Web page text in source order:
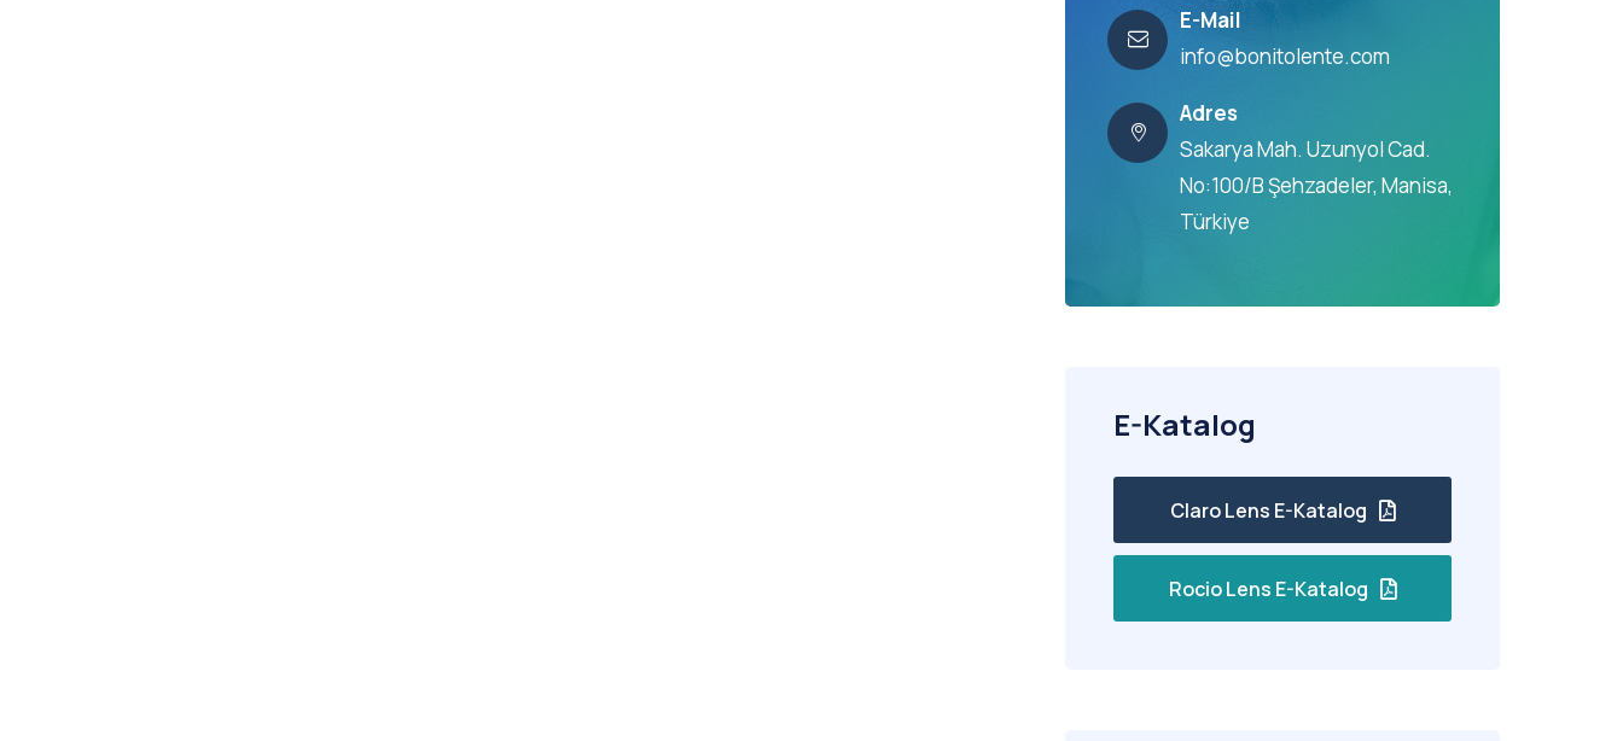
E-Mail
info@bonitolente.com
Adres
Sakarya Mah. Uzunyol Cad.
No:100/B Şehzadeler, Manisa,
Türkiye
E-Katalog
Claro Lens E-Katalog
Rocio Lens E-Katalog